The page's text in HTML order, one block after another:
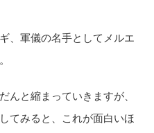
、軍儀の名手としてメルエ
んと縮まっていきますが、
てみると、これが面白いほ